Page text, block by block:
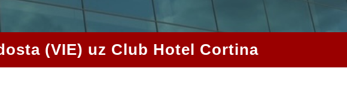
(VIE) uz Club Hotel Cortina